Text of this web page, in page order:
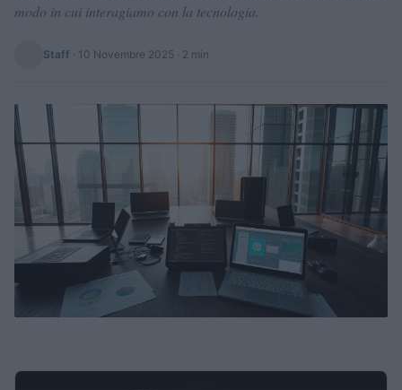
modo in cui interagiamo con la tecnologia.
Staff · 10 Novembre 2025 · 2 min